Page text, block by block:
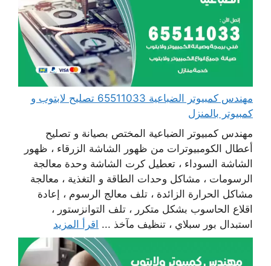
مهندس كمبيوتر الضباعية 65511033 تصليح لابتوب و
كمبيوتر بالمنزل
مهندس كمبيوتر الضباعية المختص بصيانة و تصليح
أعطال الكومبيوترات من ظهور الشاشة الزرقاء ، ظهور
الشاشة السوداء ، تعطيل كرت الشاشة وحدة معالجة
الرسومات ، مشاكل وحدات الطاقة و التغذية ، معالجة
مشاكل الحرارة الزائدة ، تلف معالج الرسوم ، إعادة
اقلاع الحاسوب بشكل متكرر ، تلف التوانزستور ،
استبدال بور سبلاي ، تنظيف مآخذ ... اقرأ المزيد